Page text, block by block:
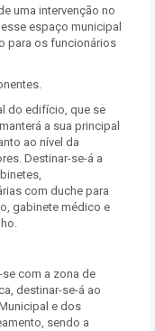
uma intervenção no
espaço municipal
para os funcionários
do edifício, que se
a sua principal
ao nível da
Destinar-se-á a
com duche para
gabinete médico e
com a zona de
destinar-se-á ao
e dos
sendo a